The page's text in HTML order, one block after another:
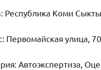
Республика Коми
Первомайская улица,
Автоэкспертиза,